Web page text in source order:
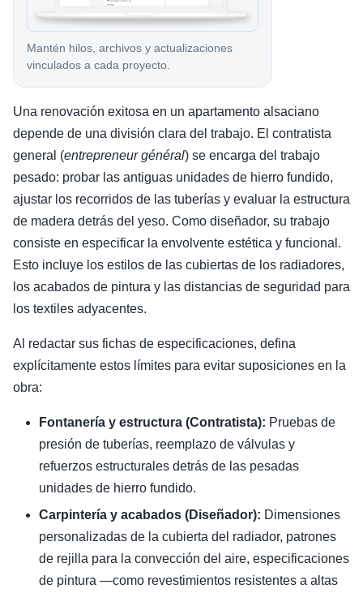
Mantén hilos, archivos y actualizaciones
vinculados a cada proyecto.
Una renovación exitosa en un apartamento alsaciano
depende de una división clara del trabajo. El contratista
general (entrepreneur général) se encarga del trabajo
pesado: probar las antiguas unidades de hierro fundido,
ajustar los recorridos de las tuberías y evaluar la estructura
de madera detrás del yeso. Como diseñador, su trabajo
consiste en especificar la envolvente estética y funcional.
Esto incluye los estilos de las cubiertas de los radiadores,
los acabados de pintura y las distancias de seguridad para
los textiles adyacentes.
Al redactar sus fichas de especificaciones, defina
explícitamente estos límites para evitar suposiciones en la
obra:
Fontanería y estructura (Contratista): Pruebas de
presión de tuberías, reemplazo de válvulas y
refuerzos estructurales detrás de las pesadas
unidades de hierro fundido.
Carpintería y acabados (Diseñador): Dimensiones
personalizadas de la cubierta del radiador, patrones
de rejilla para la convección del aire, especificaciones
de pintura —como revestimientos resistentes a altas